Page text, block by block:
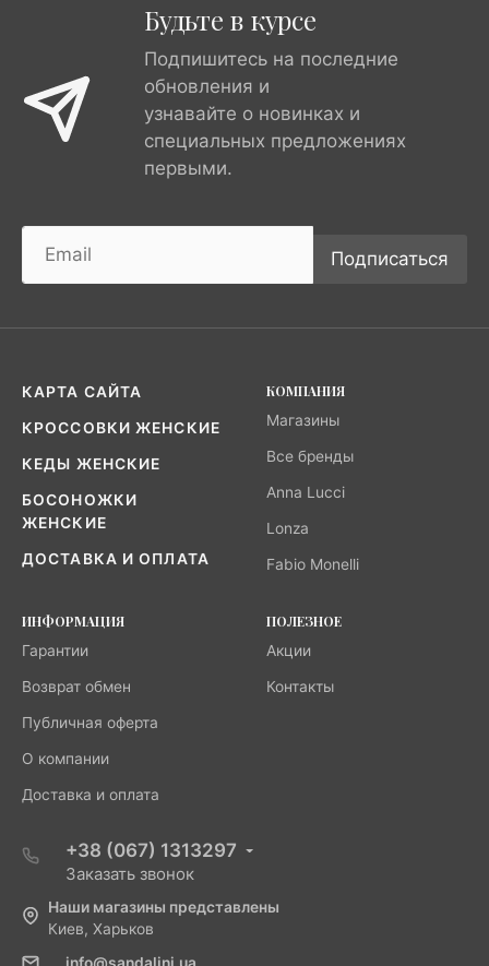
Будьте в курсе
Подпишитесь на последние
обновления и
узнавайте о новинках и
специальных предложениях
первыми.
Подписаться
КАРТА САЙТА
КРОССОВКИ ЖЕНСКИЕ
КЕДЫ ЖЕНСКИЕ
БОСОНОЖКИ
ЖЕНСКИЕ
ДОСТАВКА И ОПЛАТА
КОМПАНИЯ
Магазины
Все бренды
Anna Lucci
Lonza
Fabio Monelli
ИНФОРМАЦИЯ
Гарантии
Возврат обмен
Публичная оферта
О компании
Доставка и оплата
ПОЛЕЗНОЕ
Акции
Контакты
+38 (067) 1313297
Заказать звонок
Наши магазины представлены
Киев, Харьков
info@sandalini.ua